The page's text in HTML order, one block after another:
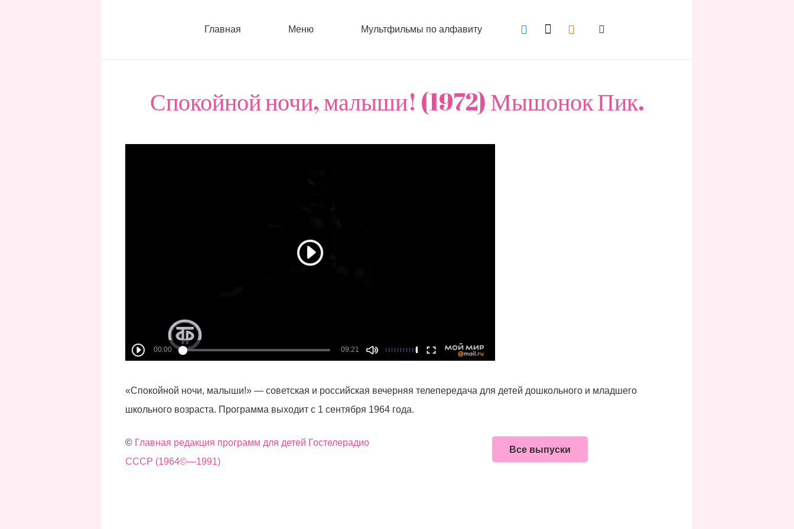
Главная Меню Мультфильмы по алфавиту
Спокойной ночи, малыши! (1972) Мышонок Пик.
«Спокойной ночи, малыши!» — советская и российская вечерняя телепередача для детей дошкольного и младшего
школьного возраста. Программа выходит с 1 сентября 1964 года.
© Главная редакция программ для детей Гостелерадио
СССР (1964©—1991)
Все выпуски